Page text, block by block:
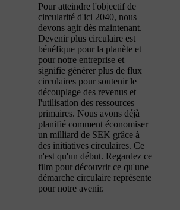
Pour atteindre l'objectif de
circularité d'ici 2040, nous
devons agir dès maintenant.
Devenir plus circulaire est
bénéfique pour la planète et
pour notre entreprise et
signifie générer plus de flux
circulaires pour soutenir le
découplage des revenus et
l'utilisation des ressources
primaires. Nous avons déjà
planifié comment économiser
un milliard de SEK grâce à
des initiatives circulaires. Ce
n'est qu'un début. Regardez ce
film pour découvrir ce qu'une
démarche circulaire représente
pour notre avenir.